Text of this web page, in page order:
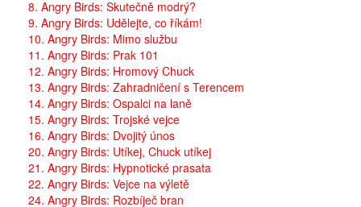
8. Angry Birds: Skutečně modrý?
9. Angry Birds: Udělejte, co říkám!
10. Angry Birds: Mimo službu
11. Angry Birds: Prak 101
12. Angry Birds: Hromový Chuck
13. Angry Birds: Zahradničení s Terencem
14. Angry Birds: Ospalci na laně
15. Angry Birds: Trojské vejce
16. Angry Birds: Dvojitý únos
20. Angry Birds: Utíkej, Chuck utíkej
21. Angry Birds: Hypnotické prasata
22. Angry Birds: Vejce na výletě
24. Angry Birds: Rozbíječ bran